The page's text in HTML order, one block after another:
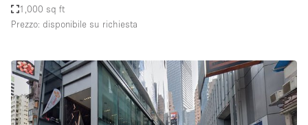
1,000 sq ft
Prezzo: disponibile su richiesta